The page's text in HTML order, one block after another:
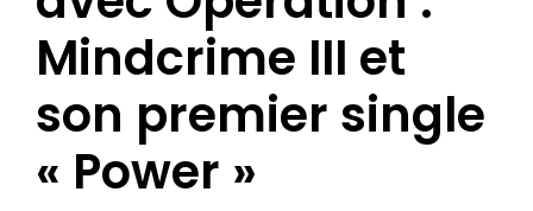
Mindcrime III et
son premier single
« Power »